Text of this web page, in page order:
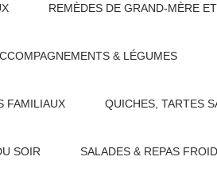
REMÈDES DE GRAND-MÈRE
& LÉGUMES
FAMILIAUX QUICHES, TARTES
SOIR SALADES & REPAS